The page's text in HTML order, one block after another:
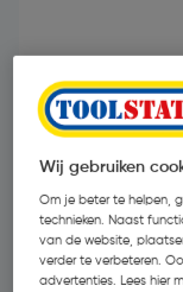
Wij gebruiken
Om je beter te helpen,
technieken. Naast
van de website,
verder te verbeteren.
advertenties. Lees hier